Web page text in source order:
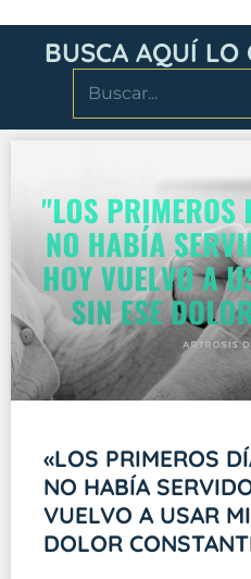
BUSCA AQUÍ LO
«LOS PRIMEROS
NO HABÍA
VUELVO A USAR
DOLOR